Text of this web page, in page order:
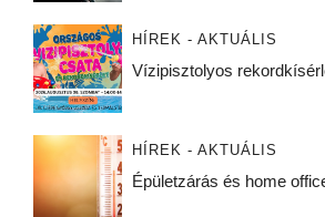
HÍREK - AKTUÁLIS
Vízipisztolyos
HÍREK - AKTUÁLIS
Épületzárás és home